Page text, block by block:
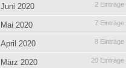
Juni 2020 2 Einträge
Mai 2020 7 Einträge
April 2020 8 Einträge
März 2020 20 Einträge